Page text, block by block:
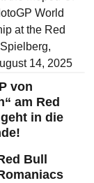
von
am Red
in die
Bull